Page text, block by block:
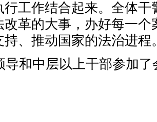
行工作结合起来。全体
改革的大事，办好每一
持、推动国家的法治进程
导和中层以上干部参加了